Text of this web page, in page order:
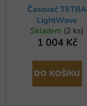
Časovač TETRA
LightWave
Skladem (2 ks)
1 004 Kč
DO KOŠÍKU